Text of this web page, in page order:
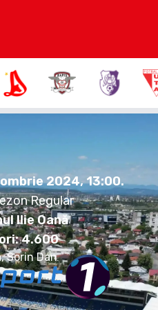
2024, 13:00.
Regular
Ilie Oană
4.600
Sorin Dan